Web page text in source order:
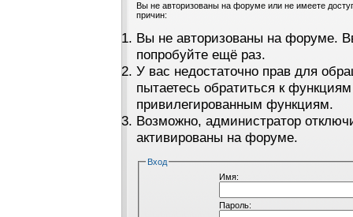
Вы не авторизованы на форуме или не имеете
причин:
Вы не авторизованы на форуме.
попробуйте ещё раз.
У вас недостаточно прав для
пытаетесь обратиться к
привилегированным функциям.
Возможно, администратор
активированы на форуме.
Вход
Имя:
Пароль: